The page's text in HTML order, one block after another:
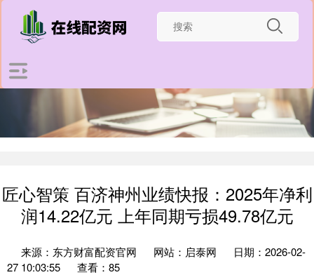
匠心智策 百济神州业绩快报：2025年净利
润14.22亿元 上年同期亏损49.78亿元
来源：东方财富配资官网 网站：启泰网
日期：2026-02-
27 10:03:55
查看：85